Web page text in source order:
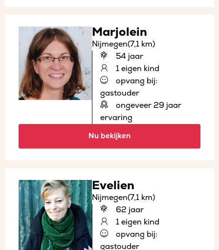
Marjolein
Nijmegen(7,1 km)
54 jaar
1 eigen kind
opvang bij:
gastouder
ongeveer 29 jaar
ervaring
Nu bekijken
Evelien
Nijmegen(7,1 km)
62 jaar
1 eigen kind
opvang bij:
gastouder